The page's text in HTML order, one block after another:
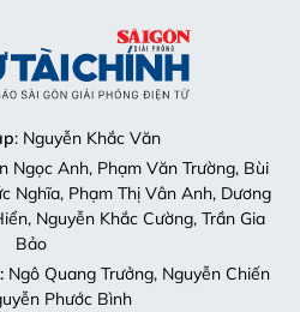
: Nguyễn Khắc Văn
Ngọc Anh, Phạm Văn Trường, Bùi
Nghĩa, Phạm Thị Vân Anh, Dương
Nguyễn Khắc Cường, Trần Gia
Bảo
Ngô Quang Trưởng, Nguyễn Chiến
Phước Bình